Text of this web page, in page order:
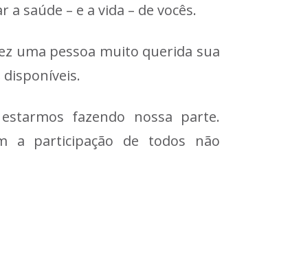
saúde – e a vida – de vocês.
uma pessoa muito querida sua
fazendo nossa parte.
a participação de todos não